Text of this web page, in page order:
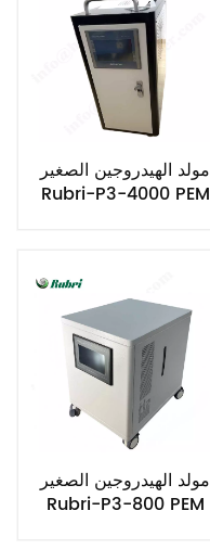
مولد الهيدروجين الصغير
Rubri-P3-4000 PEM
مولد الهيدروجين الصغير
Rubri-P3-800 PEM